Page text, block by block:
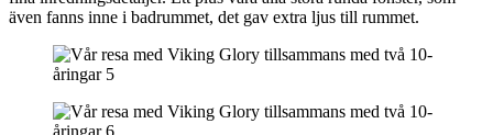
även fanns inne i badrummet, det gav extra ljus till rummet.